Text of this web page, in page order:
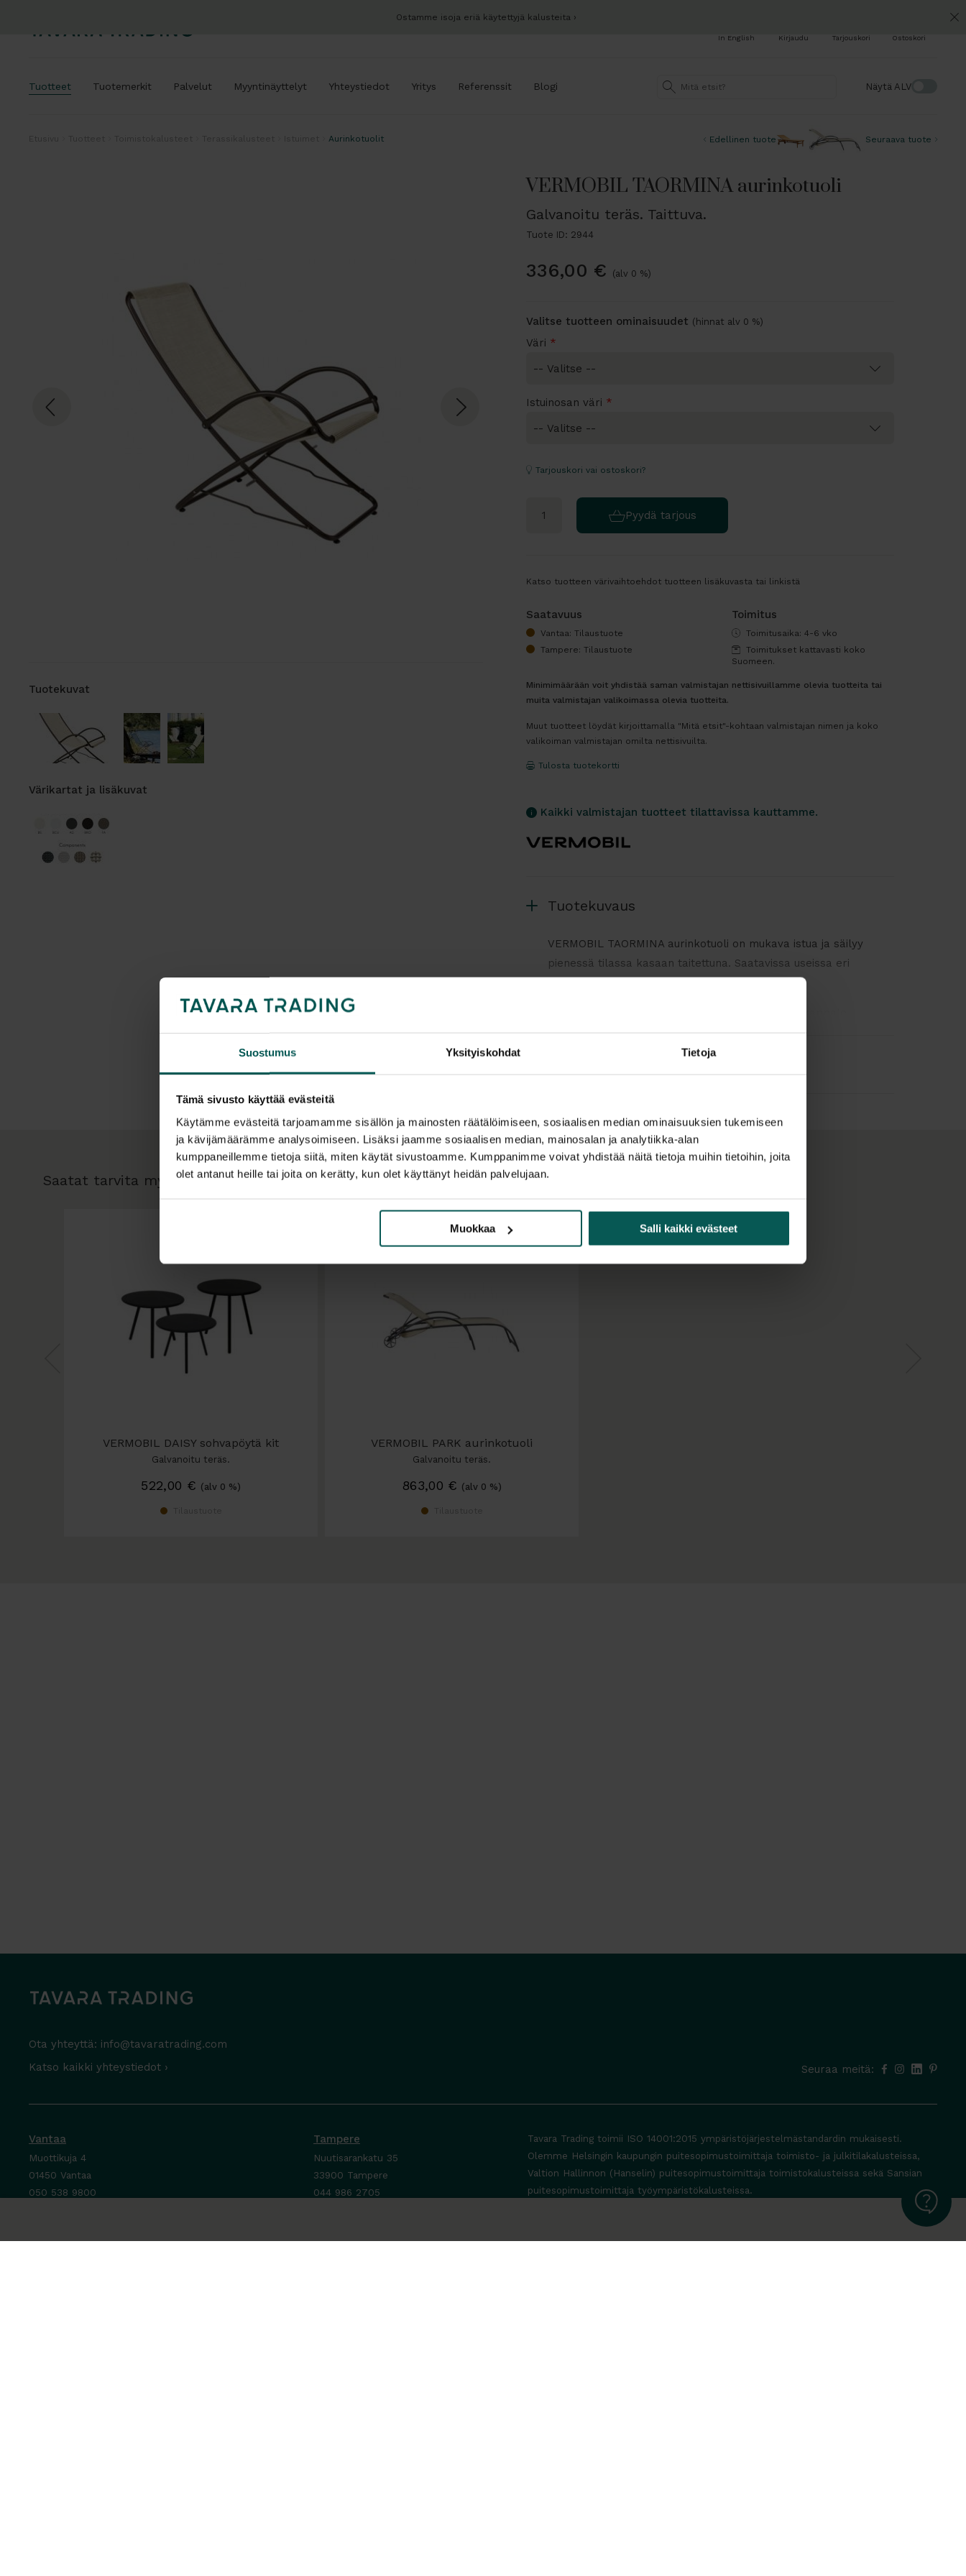
Suostumus Yksityiskohdat Tietoja
Tämä sivusto käyttää evästeitä
Käytämme evästeitä tarjoamamme sisällön ja mainosten räätälöimiseen, sosiaalisen median ominaisuuksien tukemiseen
ja kävijämäärämme analysoimiseen. Lisäksi jaamme sosiaalisen median, mainosalan ja analytiikka-alan
kumppaneillemme tietoja siitä, miten käytät sivustoamme. Kumppanimme voivat yhdistää näitä tietoja muihin tietoihin, joita
olet antanut heille tai joita on kerätty, kun olet käyttänyt heidän palvelujaan.
Muokkaa Salli kaikki evästeet
Ostamme isoja eriä käytettyjä kalusteita
Ostoskori
Tarjouskori
Kirjaudu
In English
Näytä ALV
Tuotteet Tuotemerkit Palvelut Myyntinäyttelyt Yhteystiedot Yritys Referenssit Blogi
Aurinkotuolit Edellinen tuote Seuraava tuote
Tuotekuvat
Värikartat ja lisäkuvat
VERMOBIL TAORMINA aurinkotuoli
Galvanoitu teräs. Taittuva.
Tuote ID: 2944
336,00 € (alv 0 %)
Valitse tuotteen ominaisuudet (hinnat alv 0 %)
Väri *
Istuinosan väri *
Tarjouskori vai ostoskori?
Pyydä tarjous
Katso tuotteen värivaihtoehdot tuotteen lisäkuvasta tai linkistä
Saatavuus
Vantaa: Tilaustuote
Tampere: Tilaustuote
Toimitus
Toimitusaika: 4-6 vko
Toimitukset kattavasti koko
Suomeen.
Minimimäärään voit yhdistää saman valmistajan nettisivuillamme olevia tuotteita tai
muita valmistajan valikoimassa olevia tuotteita.
Muut tuotteet löydät kirjoittamalla "Mitä etsit"-kohtaan valmistajan nimen ja koko
valikoiman valmistajan omilta nettisivuilta.
Tulosta tuotekortti
Kaikki valmistajan tuotteet tilattavissa kauttamme.
Tuotekuvaus
VERMOBIL TAORMINA aurinkotuoli on mukava istua ja säilyy
pienessä tilassa kasaan taitettuna. Saatavissa useissa eri
Istuinkorkeus 41,5 cm.
Materiaali: galvanoitu teräs.
Saatat tarvita myös:
VERMOBIL DAISY sohvapöytä kit
Galvanoitu teräs.
522,00 € (alv 0 %)
VERMOBIL PARK aurinkotuoli
Galvanoitu teräs.
863,00 € (alv 0 %)
Ota yhteyttä: info@tavaratrading.com
Katso kaikki yhteystiedot ›
Seuraa meitä:
Vantaa
Muottikuja 4
01450 Vantaa
050 538 9800
Tampere
Nuutisarankatu 35
33900 Tampere
044 986 2705
Tavara Trading toimii ISO 14001:2015 ympäristöjärjestelmästandardin mukaisesti.
Olemme Helsingin kaupungin puitesopimustoimittaja toimisto- ja julkitilakalusteissa,
Valtion Hallinnon (Hanselin) puitesopimustoimittaja toimistokalusteissa sekä Sansian
puitesopimustoimittaja työympäristökalusteissa.